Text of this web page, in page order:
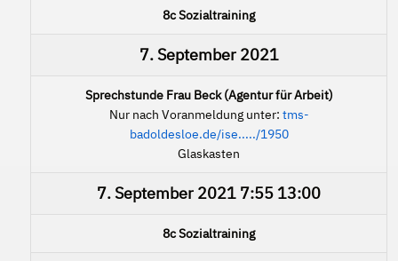
8c Sozialtraining
7. September 2021
Sprechstunde Frau Beck (Agentur für Arbeit)
Nur nach Voranmeldung unter: tms-
badoldesloe.de/ise...../1950
Glaskasten
7. September 2021 7:55 13:00
8c Sozialtraining